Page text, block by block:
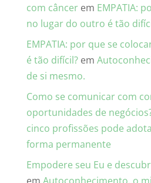
com câncerem EMPATIA:
no lugar do outro é tão
EMPATIA: por que se
é tão difícil?em
de si mesmo.
Como se comunicar com
oportunidades de
cinco profissões pode
forma permanente
Empodere seu Eu e